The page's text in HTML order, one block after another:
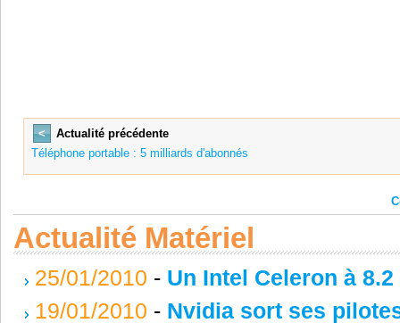
<
Actualité précédente
Téléphone portable : 5 milliards d'abonnés
Actualité Matériel
25/01/2010 - Un Intel Celeron à 8.2
19/01/2010 - Nvidia sort ses